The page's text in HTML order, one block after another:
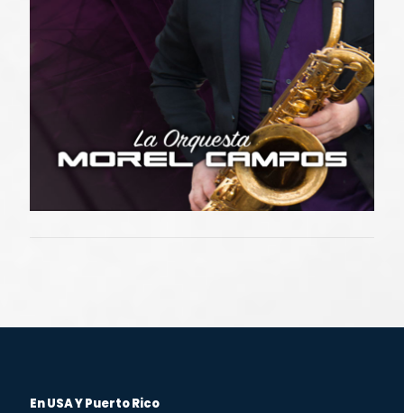
En USA Y Puerto Rico